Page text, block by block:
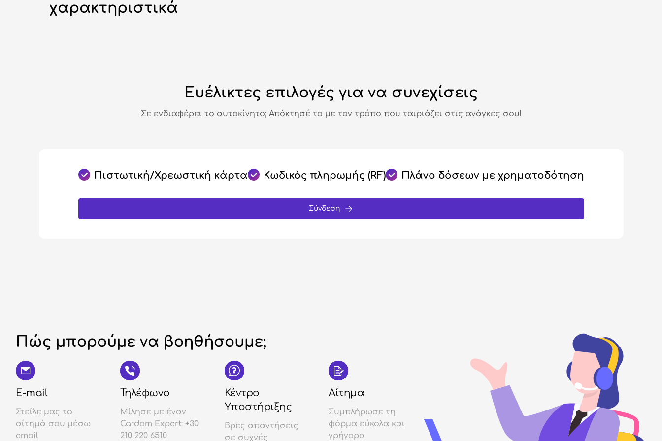
χαρακτηριστικά
Ευέλικτες επιλογές για να συνεχίσεις
Σε ενδιαφέρει το αυτοκίνητο; Απόκτησέ το με τον τρόπο που ταιριάζει στις ανάγκες σου!
Πιστωτική/Χρεωστική κάρτα Κωδικός πληρωμής (RF) Πλάνο δόσεων με χρηματοδότηση
Σύνδεση
Πώς μπορούμε να βοηθήσουμε;
E-mail
Στείλε μας το
αίτημά σου μέσω
email
Τηλέφωνο
Μίλησε με έναν
Cardom Expert: +30
210 220 6510
Κέντρο
Υποστήριξης
Βρες απαντήσεις
σε συχνές
Αίτημα
Συμπλήρωσε τη
φόρμα εύκολα και
γρήγορα